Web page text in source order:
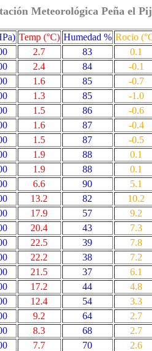
Meteorológica Peña el
Temp (°C) Humedad % Rocio
2.7 83 0.1
2.4 84 -0.1
1.6 85 -0.7
1.3 85 -1.0
1.5 86 -0.6
1.6 87 -0.4
1.5 87 -0.5
1.9 88 0.1
1.9 88 0.1
6.6 90 5.1
13.2 82 10.2
17.9 57 9.2
20.4 43 7.3
22.5 39 7.8
22.2 38 7.2
21.5 37 6.1
17.2 44 4.8
12.4 54 3.3
9.2 64 2.7
8.3 68 2.7
7.7 70 2.6